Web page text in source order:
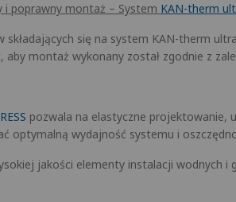
i poprawny montaż – System KAN-therm
składających się na system KAN-therm
aby montaż wykonany został zgodnie z
pozwala na elastyczne projektowanie,
optymalną wydajność systemu i
jakości elementy instalacji wodnych